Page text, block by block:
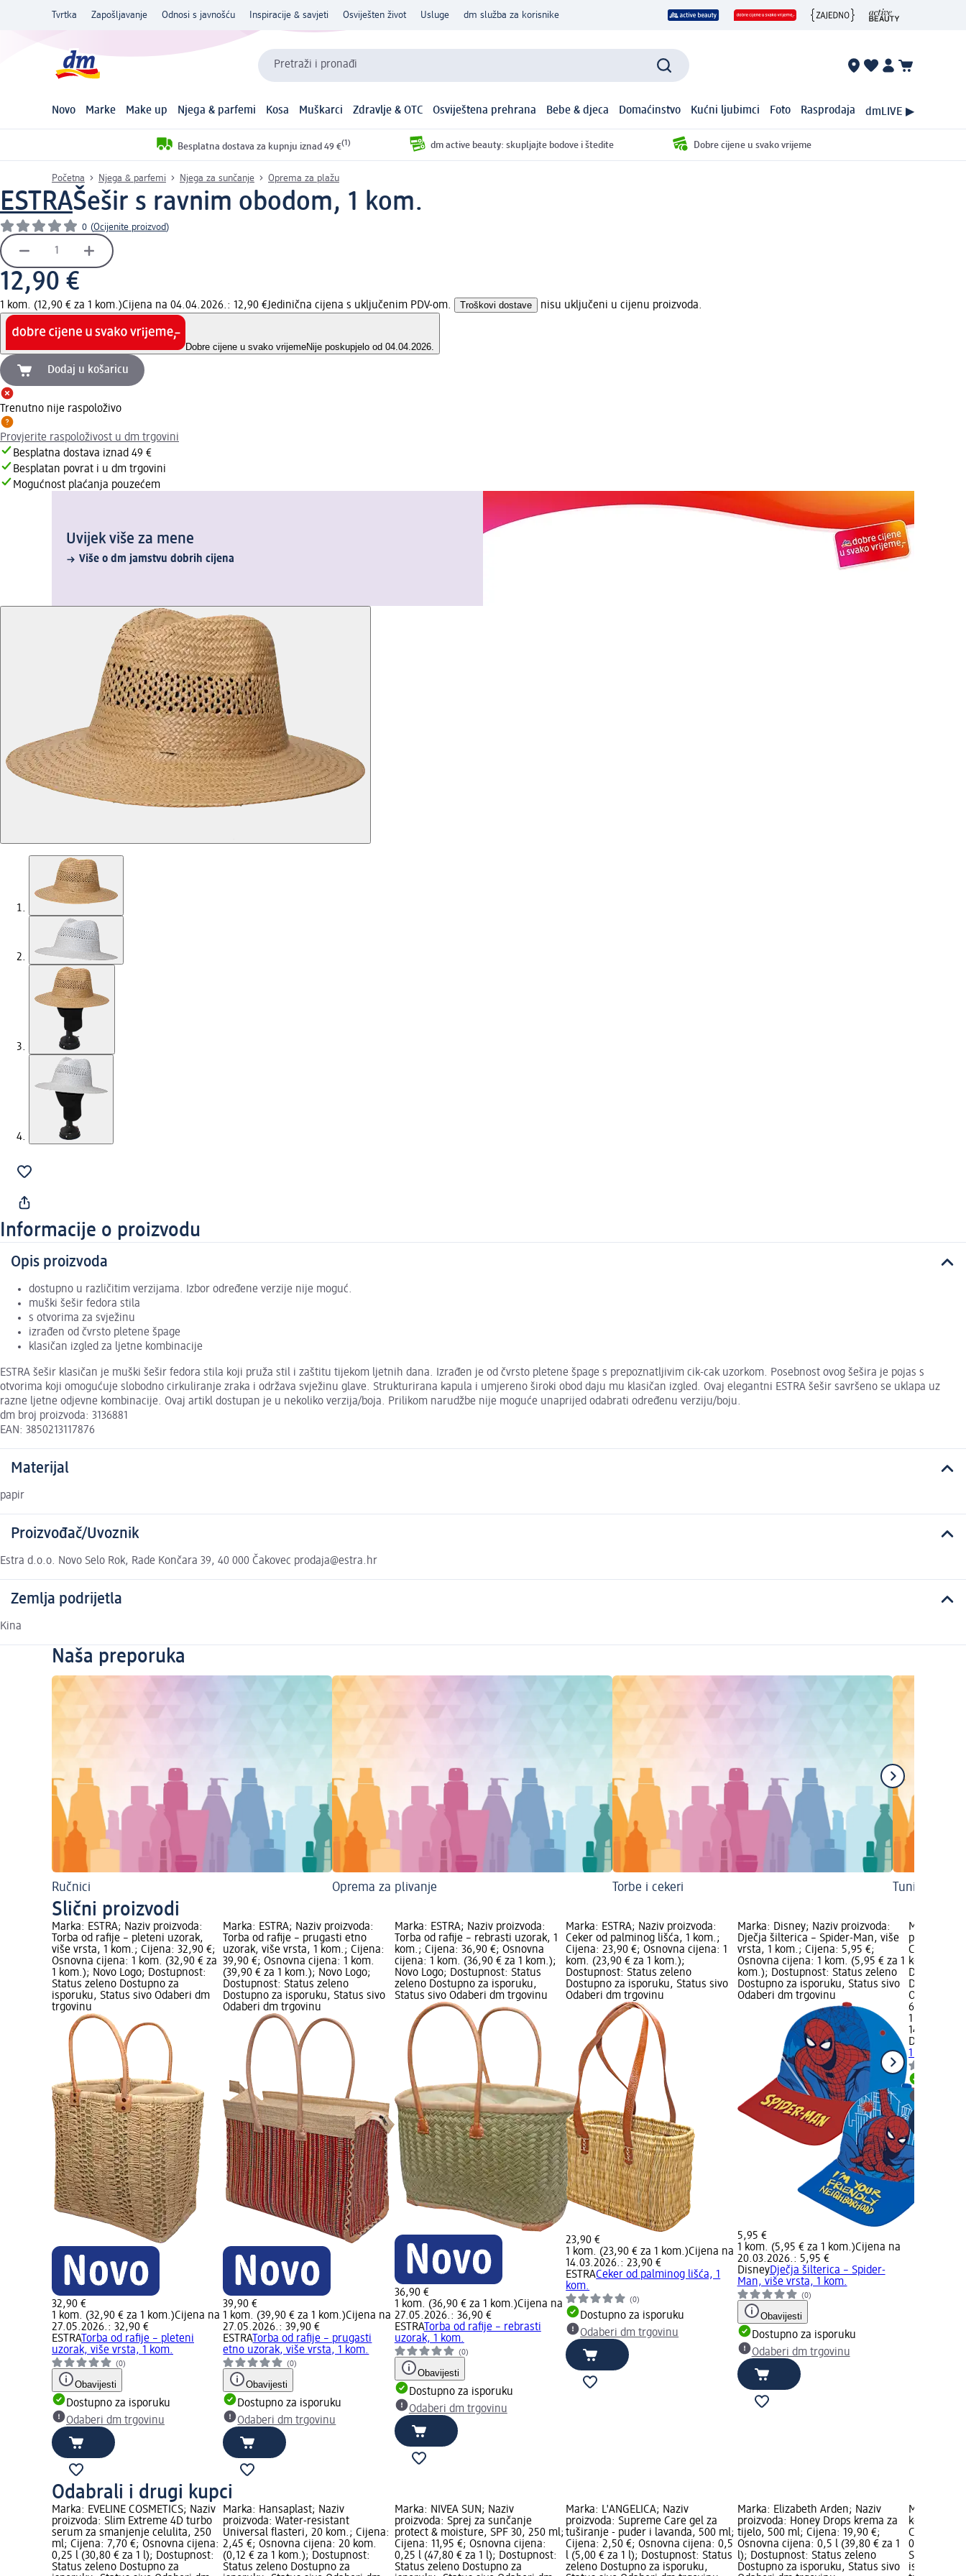
Tvrtka Zapošljavanje Odnosi s javnošću Inspiracije & savjeti Osviješten život Usluge dm služba za korisnike
Pretraži i pronađi
Novo Marke Make up Njega & parfemi Kosa Muškarci Zdravlje & OTC Osviještena prehrana Bebe & djeca Domaćinstvo Kućni ljubimci Foto Rasprodaja dmLIVE ▶
Besplatna dostava za kupnju iznad 49 €(1) dm active beauty: skupljajte bodove i štedite Dobre cijene u svako vrijeme
Početna Njega & parfemi Njega za sunčanje Oprema za plažu
ESTRAŠešir s ravnim obodom, 1 kom.
0 (Ocijenite proizvod)
12,90 €
1 kom. (12,90 € za 1 kom.)Cijena na 04.04.2026.: 12,90 €Jedinična cijena s uključenim PDV-om. Troškovi dostave nisu uključeni u cijenu proizvoda.
Dobre cijene u svako vrijemeNije poskupjelo od 04.04.2026.
Dodaj u košaricu
Trenutno nije raspoloživo
Provjerite raspoloživost u dm trgovini
Besplatna dostava iznad 49 €
Besplatan povrat i u dm trgovini
Mogućnost plaćanja pouzećem
Uvijek više za mene
Više o dm jamstvu dobrih cijena
Informacije o proizvodu
Opis proizvoda
dostupno u različitim verzijama. Izbor određene verzije nije moguć.
muški šešir fedora stila
s otvorima za svježinu
izrađen od čvrsto pletene špage
klasičan izgled za ljetne kombinacije
ESTRA šešir klasičan je muški šešir fedora stila koji pruža stil i zaštitu tijekom ljetnih dana. Izrađen je od čvrsto pletene špage s prepoznatljivim cik-cak uzorkom. Posebnost ovog šešira je pojas s
otvorima koji omogućuje slobodno cirkuliranje zraka i održava svježinu glave. Strukturirana kapula i umjereno široki obod daju mu klasičan izgled. Ovaj elegantni ESTRA šešir savršeno se uklapa uz
razne ljetne odjevne kombinacije. Ovaj artikl dostupan je u nekoliko verzija/boja. Prilikom narudžbe nije moguće unaprijed odabrati određenu verziju/boju.
dm broj proizvoda: 3136881
EAN: 3850213117876
Materijal
papir
Proizvođač/Uvoznik
Estra d.o.o. Novo Selo Rok, Rade Končara 39, 40 000 Čakovec prodaja@estra.hr
Zemlja podrijetla
Kina
Naša preporuka
Ručnici Oprema za plivanje Torbe i cekeri Tunike
Slični proizvodi
Marka: ESTRA; Naziv proizvoda:
Torba od rafije – pleteni uzorak,
više vrsta, 1 kom.; Cijena: 32,90 €;
Osnovna cijena: 1 kom. (32,90 € za
1 kom.); Novo Logo; Dostupnost:
Status zeleno Dostupno za
isporuku, Status sivo Odaberi dm
trgovinu
32,90 €
1 kom. (32,90 € za 1 kom.)Cijena na
27.05.2026.: 32,90 €
ESTRATorba od rafije – pleteni
uzorak, više vrsta, 1 kom.
(0)
Obavijesti
Dostupno za isporuku
Odaberi dm trgovinu
Marka: ESTRA; Naziv proizvoda:
Torba od rafije – prugasti etno
uzorak, više vrsta, 1 kom.; Cijena:
39,90 €; Osnovna cijena: 1 kom.
(39,90 € za 1 kom.); Novo Logo;
Dostupnost: Status zeleno
Dostupno za isporuku, Status sivo
Odaberi dm trgovinu
39,90 €
1 kom. (39,90 € za 1 kom.)Cijena na
27.05.2026.: 39,90 €
ESTRATorba od rafije – prugasti
etno uzorak, više vrsta, 1 kom.
(0)
Obavijesti
Dostupno za isporuku
Odaberi dm trgovinu
Marka: ESTRA; Naziv proizvoda:
Torba od rafije – rebrasti uzorak, 1
kom.; Cijena: 36,90 €; Osnovna
cijena: 1 kom. (36,90 € za 1 kom.);
Novo Logo; Dostupnost: Status
zeleno Dostupno za isporuku,
Status sivo Odaberi dm trgovinu
36,90 €
1 kom. (36,90 € za 1 kom.)Cijena na
27.05.2026.: 36,90 €
ESTRATorba od rafije – rebrasti
uzorak, 1 kom.
(0)
Obavijesti
Dostupno za isporuku
Odaberi dm trgovinu
Marka: ESTRA; Naziv proizvoda:
Ceker od palminog lišća, 1 kom.;
Cijena: 23,90 €; Osnovna cijena: 1
kom. (23,90 € za 1 kom.);
Dostupnost: Status zeleno
Dostupno za isporuku, Status sivo
Odaberi dm trgovinu
23,90 €
1 kom. (23,90 € za 1 kom.)Cijena na
14.03.2026.: 23,90 €
ESTRACeker od palminog lišća, 1
kom.
(0)
Dostupno za isporuku
Odaberi dm trgovinu
Marka: Disney; Naziv proizvoda:
Dječja šilterica – Spider-Man, više
vrsta, 1 kom.; Cijena: 5,95 €;
Osnovna cijena: 1 kom. (5,95 € za 1
kom.); Dostupnost: Status zeleno
Dostupno za isporuku, Status sivo
Odaberi dm trgovinu
5,95 €
1 kom. (5,95 € za 1 kom.)Cijena na
20.03.2026.: 5,95 €
DisneyDječja šilterica – Spider-
Man, više vrsta, 1 kom.
(0)
Obavijesti
Dostupno za isporuku
Odaberi dm trgovinu
Marka:
proizvoda:
Cijena:
kom. (6,50
Dostupno
Odaberi
6,50 €
1 kom.
Dekoracija
1 kom.
Odabrali i drugi kupci
Marka: EVELINE COSMETICS; Naziv
proizvoda: Slim Extreme 4D turbo
serum za smanjenje celulita, 250
ml; Cijena: 7,70 €; Osnovna cijena:
0,25 l (30,80 € za 1 l); Dostupnost:
Status zeleno Dostupno za
Marka: Hansaplast; Naziv
proizvoda: Water-resistant
Universal flasteri, 20 kom.; Cijena:
2,45 €; Osnovna cijena: 20 kom.
(0,12 € za 1 kom.); Dostupnost:
Status zeleno Dostupno za
Marka: NIVEA SUN; Naziv
proizvoda: Sprej za sunčanje
protect & moisture, SPF 30, 250 ml;
Cijena: 11,95 €; Osnovna cijena:
0,25 l (47,80 € za 1 l); Dostupnost:
Status zeleno Dostupno za
Marka: L'ANGELICA; Naziv
proizvoda: Supreme Care gel za
tuširanje - puder i lavanda, 500 ml;
Cijena: 2,50 €; Osnovna cijena: 0,5
l (5,00 € za 1 l); Dostupnost: Status
zeleno Dostupno za isporuku,
Marka: Elizabeth Arden; Naziv
proizvoda: Honey Drops krema za
tijelo, 500 ml; Cijena: 19,90 €;
Osnovna cijena: 0,5 l (39,80 € za 1
l); Dostupnost: Status zeleno
Dostupno za isporuku, Status sivo
Marka:
keratin oil
Cijena:
0,385 l
Status
isporuku,